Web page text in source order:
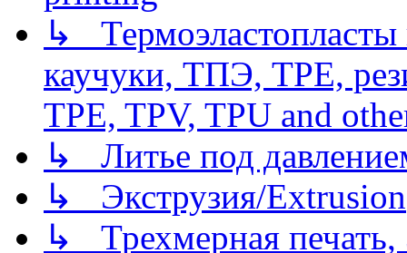
↳
каучуки, ТПЭ, TPE,
TPE, TPV, TPU and
↳ Литье под
↳ Экструзия/Extrusion
↳ Трехмерная